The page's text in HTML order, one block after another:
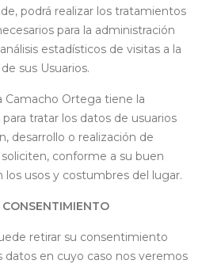
podrá realizar los tratamientos
para la administración
estadísticos de visitas a la
sus Usuarios.
Camacho Ortega tiene la
tratar los datos de usuarios
desarrollo o realización de
conforme a su buen
los usos y costumbres del lugar.
CONSENTIMIENTO
retirar su consentimiento
datos en cuyo caso nos veremos